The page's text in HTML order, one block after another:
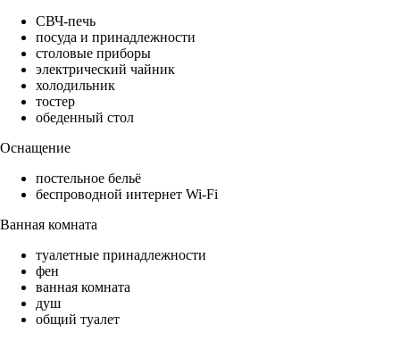
СВЧ-печь
посуда и принадлежности
столовые приборы
электрический чайник
холодильник
тостер
обеденный стол
Оснащение
постельное бельё
беспроводной интернет Wi-Fi
Ванная комната
туалетные принадлежности
фен
ванная комната
душ
общий туалет